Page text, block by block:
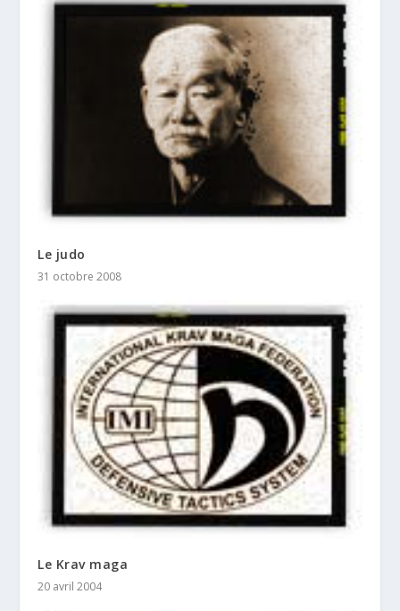
Le judo
31 octobre 2008
Le Krav maga
20 avril 2004